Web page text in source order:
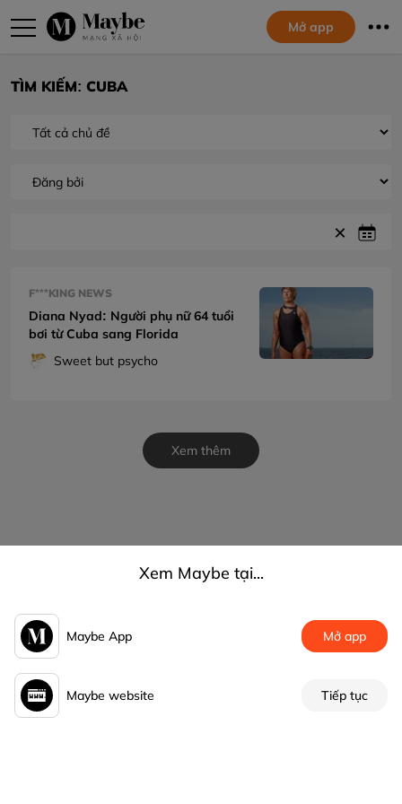
Mở app
TÌM KIẾM: CUBA
F***KING NEWS
Diana Nyad: Người phụ nữ 64 tuổi
bơi từ Cuba sang Florida
Sweet but psycho
Xem thêm
Xem Maybe tại...
Maybe App Mở app
Maybe website Tiếp tục